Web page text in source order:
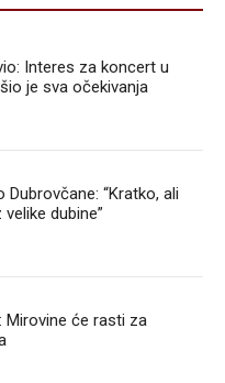
Interes za koncert u
je sva očekivanja
“Kratko, ali
dubine”
Mirovine će rasti za